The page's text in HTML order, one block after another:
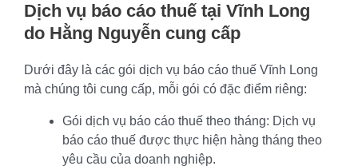
Dịch vụ báo cáo thuế tại Vĩnh Long
do Hằng Nguyễn cung cấp
Dưới đây là các gói dịch vụ báo cáo thuế Vĩnh Long
mà chúng tôi cung cấp, mỗi gói có đặc điểm riêng:
Gói dịch vụ báo cáo thuế theo tháng: Dịch vụ
báo cáo thuế được thực hiện hàng tháng theo
yêu cầu của doanh nghiệp.